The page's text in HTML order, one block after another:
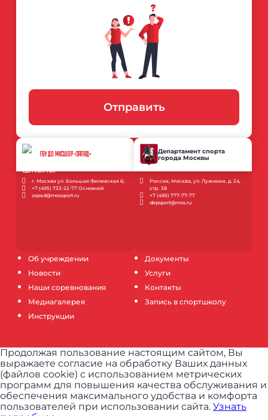
Об учреждении
Новости
Наши соревнования
Медиагалерея
Инструкции
Документы
Услуги
Контакты
Запись в спортшколу
Отправить
ГБУ ДО МКСШОР «ЗАПАД»
г. Москва ул. Большая Филевская 6;
+7 (495) 733-22-77 Основной
zapad@mossport.ru
Департамент спорта
города Москвы
Россия, Москва, ул. Лужники, д. 24,
стр. 38
+7 (495) 777-77-77
depsport@mos.ru
Продолжая пользование настоящим сайтом, Вы
выражаете согласие на обработку Ваших данных
(файлов cookie) с использованием метрических
программ для повышения качества обслуживания и
обеспечения максимального удобства и комфорта
пользователей при использовании сайта. Узнать
подробнее.